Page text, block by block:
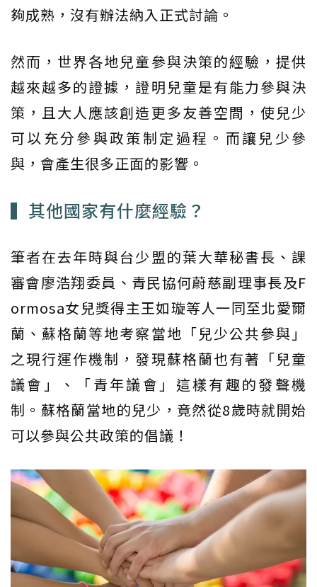
夠成熟，沒有辦法納入正式討論。
然而，世界各地兒童參與決策的經驗，提供
越來越多的證據，證明兒童是有能力參與決
策，且大人應該創造更多友善空間，使兒少
可以充分參與政策制定過程。而讓兒少參
與，會產生很多正面的影響。
▍其他國家有什麼經驗？
筆者在去年時與台少盟的葉大華秘書長、課
審會廖浩翔委員、青民協何蔚慈副理事長及F
ormosa女兒獎得主王如璇等人一同至北愛爾
蘭、蘇格蘭等地考察當地「兒少公共參與」
之現行運作機制，發現蘇格蘭也有著「兒童
議會」、「青年議會」這樣有趣的發聲機
制。蘇格蘭當地的兒少，竟然從8歲時就開始
可以參與公共政策的倡議！